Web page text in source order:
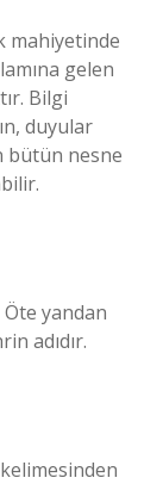
mahiyetinde
gelen
Bilgi
duyular
bütün nesne
yandan
adıdır.